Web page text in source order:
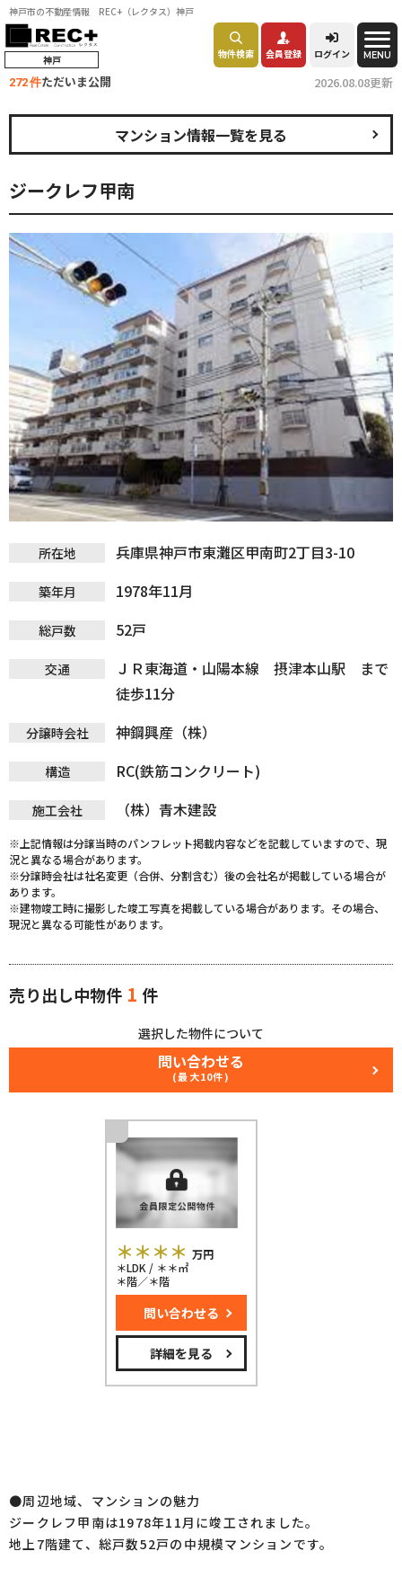
神戸市の不動産情報 REC+（レクタス）神戸
神戸 物件検索 会員登録 ログイン MENU
272 件ただいま公開 2026.08.08更新
ジークレフ甲南
マンション情報一覧を見る
所在地 兵庫県神戸市東灘区甲南町2丁目3-10
築年月 1978年11月
総戸数 52戸
交通
ＪＲ東海道・山陽本線 摂津本山駅 まで
徒歩11分
分譲時会社 神鋼興産（株）
構造 RC(鉄筋コンクリート)
施工会社 （株）青木建設
※上記情報は分譲当時のパンフレット掲載内容などを記載していますので、現
況と異なる場合があります。
※分譲時会社は社名変更（合併、分割含む）後の会社名が掲載している場合が
あります。
※建物竣工時に撮影した竣工写真を掲載している場合があります。その場合、
現況と異なる可能性があります。
売り出し中物件 1 件
選択した物件について
問い合わせる
(最大10件)
＊＊＊＊ 万円
＊LDK / ＊＊㎡
＊階／＊階
問い合わせる
詳細を見る
●周辺地域、マンションの魅力
ジークレフ甲南は1978年11月に竣工されました。
地上7階建て、総戸数52戸の中規模マンションです。